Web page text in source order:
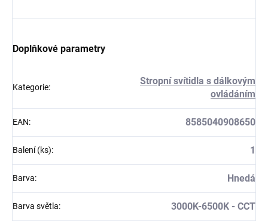
Doplňkové parametry
Kategorie:
Stropní svítidla s dálkovým
ovládáním
EAN: 8585040908650
Balení (ks): 1
Barva: Hnedá
Barva světla: 3000K-6500K - CCT